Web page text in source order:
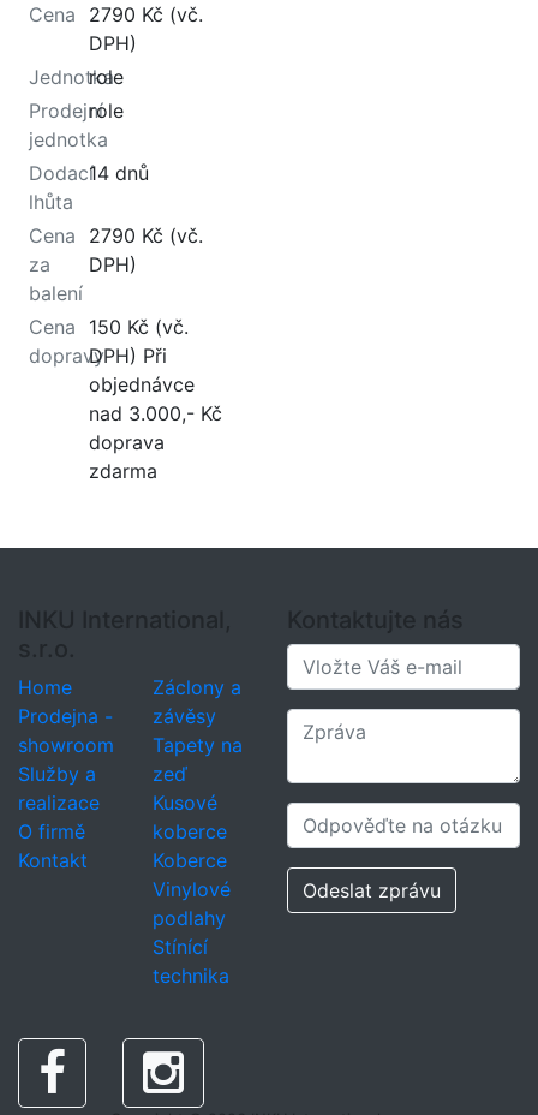
Cena
2790 Kč (vč.
DPH)
Jednotka
role
Prodejní
jednotka
role
Dodací
lhůta
14 dnů
Cena
za
balení
2790 Kč (vč.
DPH)
Cena
dopravy
150 Kč (vč.
DPH) Při
objednávce
nad 3.000,- Kč
doprava
zdarma
INKU International,
s.r.o.
Home
Prodejna -
showroom
Služby a
realizace
O firmě
Kontakt
Záclony a
závěsy
Tapety na
zeď
Kusové
koberce
Koberce
Vinylové
podlahy
Stínící
technika
Kontaktujte nás
Odeslat zprávu